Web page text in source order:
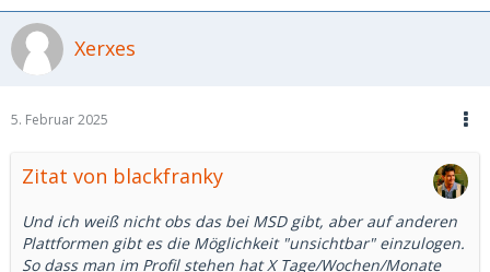
Xerxes
5. Februar 2025
Zitat von blackfranky
Und ich weiß nicht obs das bei MSD gibt, aber auf anderen
Plattformen gibt es die Möglichkeit "unsichtbar" einzulogen.
So dass man im Profil stehen hat X Tage/Wochen/Monate